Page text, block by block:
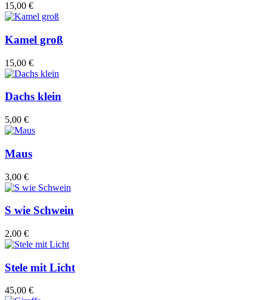
15,00 €
Kamel groß
15,00 €
Dachs klein
5,00 €
Maus
3,00 €
S wie Schwein
2,00 €
Stele mit Licht
45,00 €